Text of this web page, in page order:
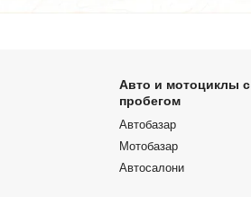
Авто и мотоциклы с
пробегом
Автобазар
Мотобазар
Автосалони